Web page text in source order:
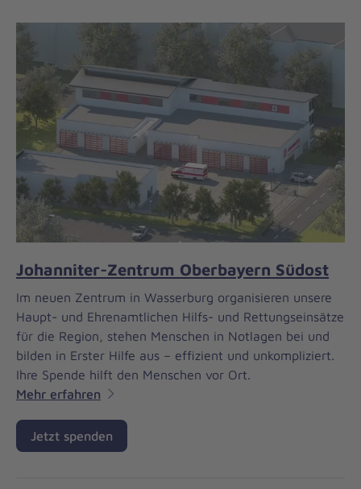
Johanniter-Zentrum Oberbayern Südost
Im neuen Zentrum in Wasserburg organisieren unsere
Haupt- und Ehrenamtlichen Hilfs- und Rettungseinsätze
für die Region, stehen Menschen in Notlagen bei und
bilden in Erster Hilfe aus – effizient und unkompliziert.
Ihre Spende hilft den Menschen vor Ort.
Mehr erfahren
Jetzt spenden